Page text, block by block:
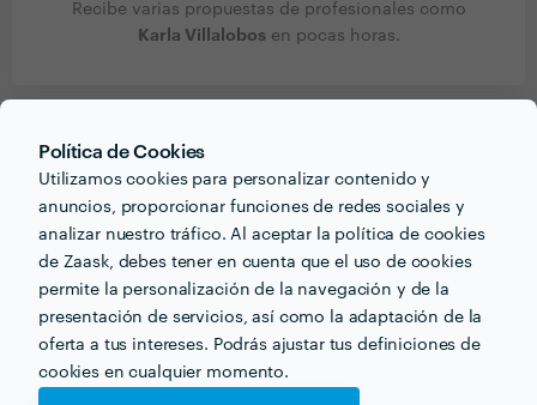
Política de Cookies
Utilizamos cookies para personalizar contenido y
anuncios, proporcionar funciones de redes sociales y
analizar nuestro tráfico. Al aceptar la política de cookies
de Zaask, debes tener en cuenta que el uso de cookies
permite la personalización de la navegación y de la
presentación de servicios, así como la adaptación de la
oferta a tus intereses. Podrás ajustar tus definiciones de
cookies en cualquier momento.
Recibe varias propuestas de profesionales como
Karla Villalobosen pocas horas.
Otros servicios proporcionados por Karla Villalobos
Diseñador Gráfico en madrid
Traductores profesionales en madrid
Desarrollo en HTML5 en madrid
Seguridad en Internet en madrid